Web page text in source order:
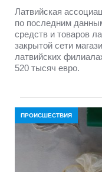
Латвийская
по последним
средств и товаров
закрытой сети
латвийских
520 тысяч евро.
ПРОИСШЕСТВИЯ